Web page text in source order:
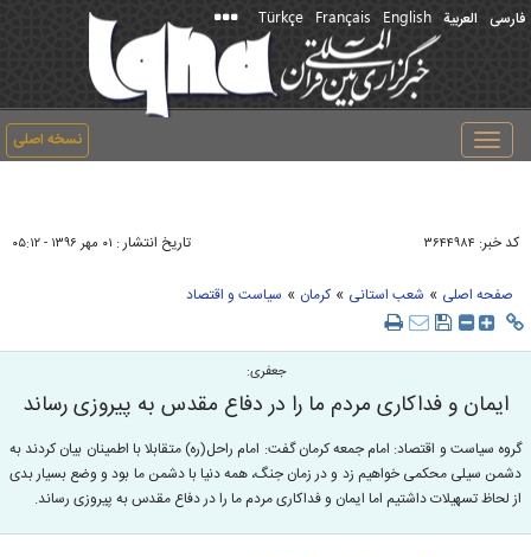
فارسی العربیة English
Français
Türkçe
نسخه اصلی
Toggle
navigation
کد خبر: ۳۶۴۴۹۸۴ تاریخ انتشار : ۰۱ مهر ۱۳۹۶ - ۰۵:۱۲
صفحه اصلی » شعب استانی »کرمان » سیاست و اقتصاد
جعفری:
ایمان و فداکاری مردم ما را در دفاع مقدس به پیروزی رساند
گروه سیاست و اقتصاد: امام جمعه کرمان گفت: امام راحل(ره) متقابلا با اطمینان بیان کردند به
دشمن سیلی محکمی خواهیم زد و در زمان جنگ، همه دنیا با دشمن ما بود و وضع بسیار بدی
از لحاظ تسهیلات داشتیم اما ایمان و فداکاری مردم ما را در دفاع مقدس به پیروزی رساند.